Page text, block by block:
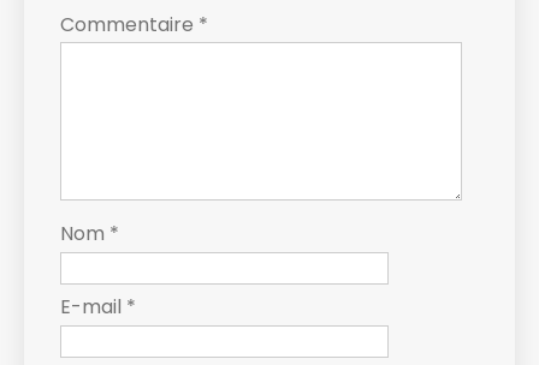
Commentaire *
Nom *
E-mail *